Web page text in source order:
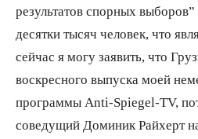
результатов спорных
десятки тысяч человек, что
сейчас я могу заявить, что
воскресного выпуска моей
программы Anti-Spiegel-TV,
соведущий Доминик Райхерт